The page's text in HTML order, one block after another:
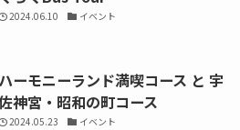
2024.06.10 イベント
ハーモニーランド満喫コース と 宇
神宮・昭和の町コース
2024.05.23 イベント